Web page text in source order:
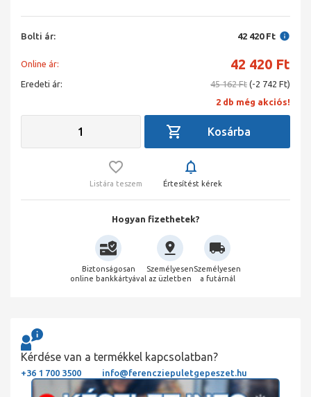
Bolti ár: 42 420 Ft
Online ár: 42 420 Ft
Eredeti ár: 45 162 Ft (-2 742 Ft)
2 db még akciós!
Listára teszem Értesítést kérek
Hogyan fizethetek?
Biztonságosan
online bankkártyával
Személyesen
az üzletben
Személyesen
a futárnál
Kérdése van a termékkel kapcsolatban?
+36 1 700 3500 info@ferencziepuletgepeszet.hu